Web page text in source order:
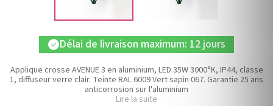
check Délai de livraison maximum: 12 jours
Applique crosse AVENUE 3 en aluminium, LED 35W 3000°K, IP44, classe
1, diffuseur verre clair. Teinte RAL 6009 Vert sapin 067. Garantie 25 ans
anticorrosion sur l'aluminium
Lire la suite